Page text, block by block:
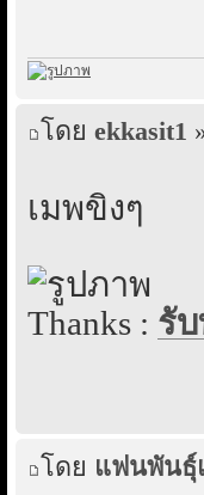
โดย ekkasit1
เมพขิงๆ
Thanks : รับ
โดย แฟนพันธุ์